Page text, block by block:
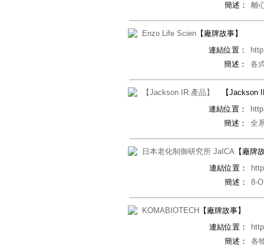
簡述：
離
Enzo Life Scien 【廠牌故事】
連結位置：
簡述：
各
【Jackson IR.產品】
【Jackson
連結位置：
簡述：
全
日本老化制御研究所 JaICA 【廠牌
連結位置：
簡述：
8-
KOMABIOTECH
【廠牌故事】
連結位置：
簡述：
各